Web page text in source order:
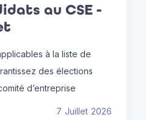
au CSE -
à la liste de
des élections
d’entreprise
7 Juillet 2026